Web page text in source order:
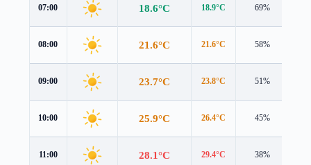
07:00 18.6°C 18.9°C 69%
08:00 21.6°C 21.6°C 58%
09:00 23.7°C 23.8°C 51%
10:00 25.9°C 26.4°C 45%
11:00 28.1°C 29.4°C 38%